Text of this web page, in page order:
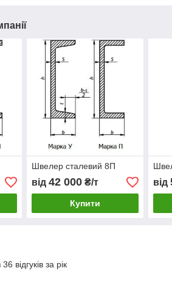
Швелер сталевий 8П
від 42 000₴/т
Купити
від
відгуків за рік